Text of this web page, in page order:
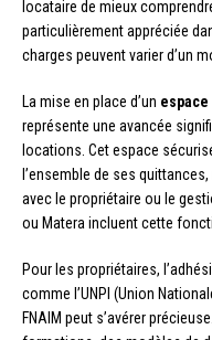
locataire de mieux
particulièrement appréciée
charges peuvent varier d’un
La mise en place d’un
représente une avancée
locations. Cet espace
l’ensemble de ses
avec le propriétaire ou le
ou Matera incluent cette
Pour les propriétaires,
comme l’UNPI (Union
FNAIM peut s’avérer